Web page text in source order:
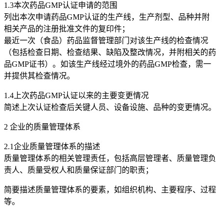
1.3本次药品GMP认证申请的范围
列出本次申请药品GMP认证的生产线，生产剂型、品种并附
相关产品的注册批准文件的复印件；
最近一次（食品）药品监督管理部门对该生产线的检查情况
（包括检查日期、检查结果、缺陷及整改情况，并附相关的药
品GMP证书）。如该生产线经过境外的药品GMP检查，需一
并提供其检查情况。
1.4上次药品GMP认证以来的主要变更情况
简述上次认证检查后关键人员、设备设施、品种的变更情况。
2 企业的质量管理体系
2.1企业质量管理体系的描述
质量管理体系的相关管理责任，包括高层管理者、质量管理负
责人、质量受权人和质量保证部门的职责；
简要描述质量管理体系的要素，如组织机构、主要程序、过程
等。